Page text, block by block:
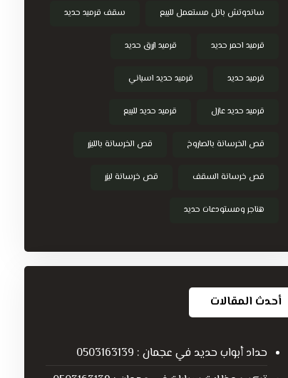
ساندوتش بانل مستعمل للبيع سقف قرميد حديد
قرميد احمر حديد قرميد ازرق حديد
قرميد حديد قرميد حديد اسباني
قرميد حديد عازل قرميد حديد للبيع
قص الخرسانة بالصاروخ قص الخرسانة بالليزر
قص خرسانة السقف قص خرسانة ليزر
هناجر ومستودعات حديد
أحدث المقالات
حداد أبواب حديد في عجمان : 0503163139